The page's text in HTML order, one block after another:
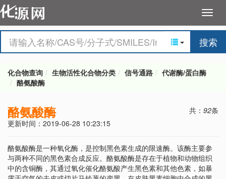
搜索
化合物查询 生物活性化合物分类 信号通路
代谢酶/蛋白酶
酪氨酸酶
酪氨酸酶 共： 92条
更新时间：2019-06-28 10:23:15
酪氨酸酶是一种氧化酶，是控制黑色素生成的限速酶。该酶主要参
与两种不同的黑色素合成反应。酪氨酸酶是存在于植物和动物组织
中的含铜酶，其通过氧化催化酪氨酸产生黑色素和其他色素，如暴